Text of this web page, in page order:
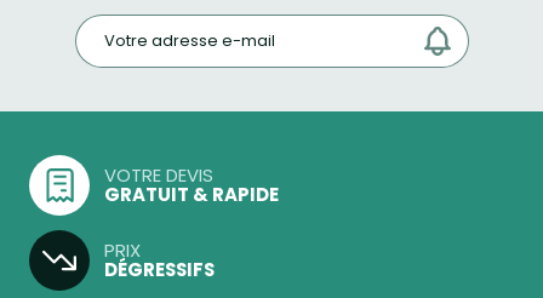
VOTRE DEVIS
GRATUIT & RAPIDE
PRIX
DÉGRESSIFS